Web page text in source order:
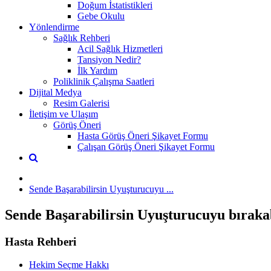
Doğum İstatistikleri
Gebe Okulu
Yönlendirme
Sağlık Rehberi
Acil Sağlık Hizmetleri
Tansiyon Nedir?
İlk Yardım
Poliklinik Çalışma Saatleri
Dijital Medya
Resim Galerisi
İletişim ve Ulaşım
Görüş Öneri
Hasta Görüş Öneri Şikayet Formu
Çalışan Görüş Öneri Şikayet Formu
Sende Başarabilirsin Uyuşturucuyu ...
Sende Başarabilirsin Uyuşturucuyu
Hasta Rehberi
Hekim Seçme Hakkı